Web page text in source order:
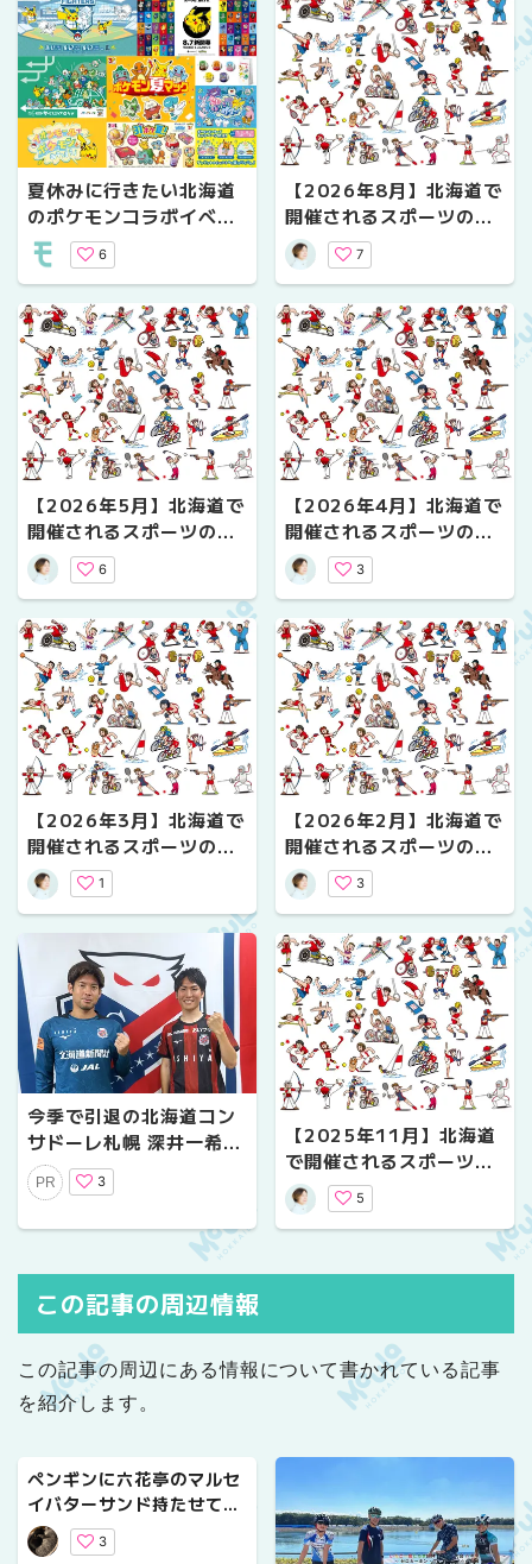
夏休みに行きたい北海道
のポケモンコラボイベン
ト8選！ファイターズ･コ
ンサ･イオンとのコラボも
6
【2026年8月】北海道で
開催されるスポーツの試
合まとめ7
【2026年5月】北海道で
開催されるスポーツの試
合まとめ｜日程・会場
6
【2026年4月】北海道で
開催されるスポーツの試
合まとめ｜日程・会場
3
【2026年3月】北海道で
開催されるスポーツの試
合まとめ｜日程・会場
1
【2026年2月】北海道で
開催されるスポーツの試
合まとめ｜日程・会場
3
今季で引退の北海道コン
サドーレ札幌 深井一希選
手に単独インタビュー｜
インフルエンサーROY氏
PR 3
【2025年11月】北海道
で開催されるスポーツの
試合まとめ｜日程・会場
5
この記事の周辺情報
この記事の周辺にある情報について書かれている記事
を紹介します。
ペンギンに六花亭のマルセ
イバターサンド持たせてみ
た【銘菓】
3